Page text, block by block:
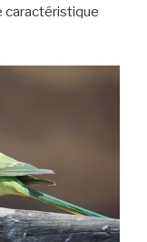
caractéristique